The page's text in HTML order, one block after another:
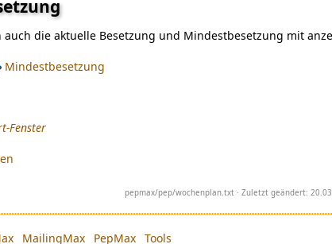
die aktuelle Besetzung und Mindestbesetzung mit
Mindestbesetzung
Fenster
pepmax/pep/wochenplan.txt · Zuletzt geändert:
MailingMax PepMax Tools